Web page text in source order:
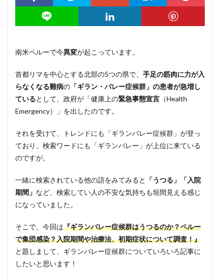
南米ペルーで今異変が起こっています。
首都リマを中心とする北部の5つの県で、 手足の筋肉に力が入
らなくなる難病の 「ギラン・バレー症候群」の患者が急増し
ているとして、政府が「健康上の緊急事態宣言 （Health
Emergency）」を出したのです。
それを受けて、トレンドにも「ギランバレー症候群」が登っ
ており、検索ワードにも「ギランバレー」が上位に来ている
のですが。
一緒に検索されている他の語をみてみると
「うつる」「入院
期間」 など、検索してい人の不安な気持ちも垣間見える感じ
になっていました。
そこで、今回は『ギランバレー症候群はうつるのか？ペルー
で集団感染？入院期間や治療法、初期症状について調査！』
と題しまして、ギランバレー症候群についていろいろ記事に
したいと思います！